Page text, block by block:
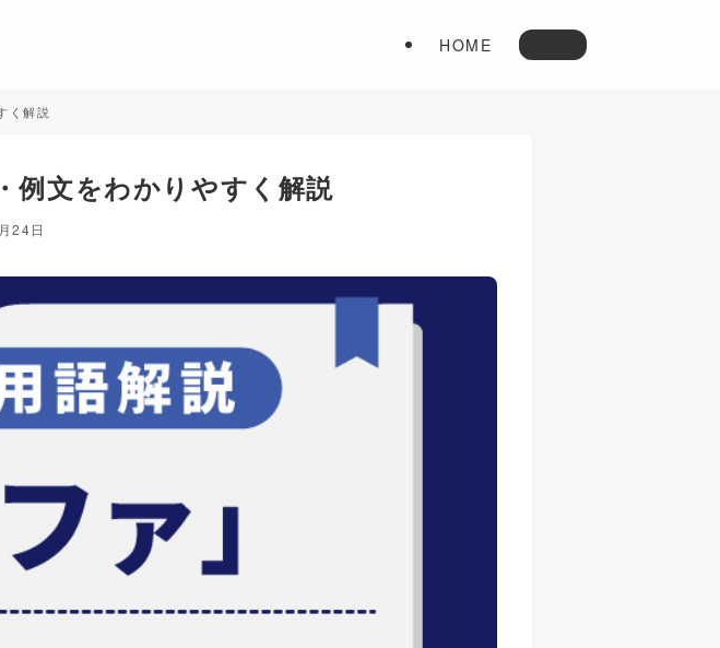
HOME 会員登録
く解説
例文をわかりやすく解説
24日